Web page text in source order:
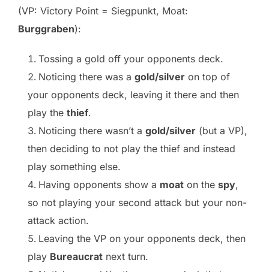
(VP: Victory Point = Siegpunkt, Moat:
Burggraben):
Tossing a gold off your opponents deck.
Noticing there was a gold/silver on top of
your opponents deck, leaving it there and then
play the thief.
Noticing there wasn’t a gold/silver (but a VP),
then deciding to not play the thief and instead
play something else.
Having opponents show a moat on the spy,
so not playing your second attack but your non-
attack action.
Leaving the VP on your opponents deck, then
play Bureaucrat next turn.